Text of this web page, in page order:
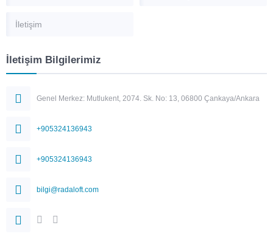
İletişim
İletişim Bilgilerimiz
Genel Merkez: Mutlukent, 2074. Sk. No: 13, 06800 Çankaya/Ankara
+905324136943
+905324136943
bilgi@radaloft.com